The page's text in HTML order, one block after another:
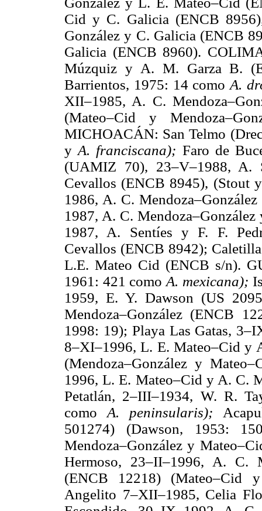
Cid y C. Galicia (ENCB
González y C. Galicia (ENCB
Galicia (ENCB 8960).
Múzquiz y A. M. Garza B.
Barrientos, 1975: 14 comoA.
XII–1985, A. C.
(Mateo–Cid y
MICHOACÁN: San Telmo
yA. franciscana); Faro de
(UAMIZ 70), 23–V–1988, A.
Cevallos (ENCB 8945), (Stout
1986, A. C.
1987, A. C.
1987, A. Sentíes y F. F.
Cevallos (ENCB 8942);
L.E. Mateo Cid (ENCB s/n).
1961: 421 comoA. mexicana);
1959, E. Y. Dawson (US
Mendoza–González (ENCB
1998: 19); Playa Las Gatas,
8–XI–1996, L. E. Mateo–Cid y
(Mendoza–González y
1996, L. E. Mateo–Cid y A. C.
Petatlán, 2–III–1934, W. R.
comoA. peninsularis);
501274) (Dawson, 1953:
Mendoza–González y
Hermoso, 23–II–1996, A. C.
(ENCB 12218) (Mateo–Cid y
Angelito 7–XII–1985, Celia